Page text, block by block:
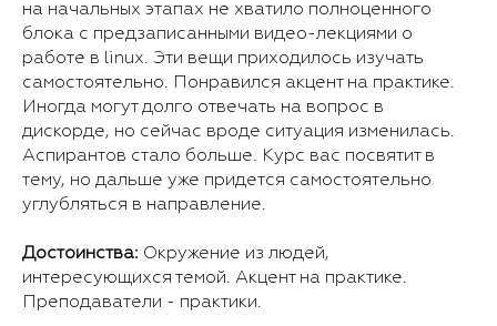
на начальных этапах не хватило полноценного
блока с предзаписанными видео-лекциями о
работе в linux. Эти вещи приходилось изучать
самостоятельно. Понравился акцент на практике.
Иногда могут долго отвечать на вопрос в
дискорде, но сейчас вроде ситуация изменилась.
Аспирантов стало больше. Курс вас посвятит в
тему, но дальше уже придется самостоятельно
углубляться в направление.
Достоинства: Окружение из людей,
интересующихся темой. Акцент на практике.
Преподаватели - практики.